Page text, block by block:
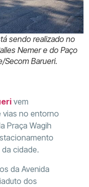
sendo realizado no
Nemer e do Paço
Secom Barueri.
vem
vias no entorno
Praça Wagih
cidade.
da Avenida
dos